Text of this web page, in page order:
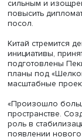
Всех
мнению
том, что нет
того, нет
особенно если
между Индией
Пока